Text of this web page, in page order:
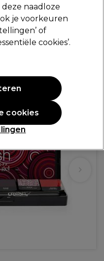
Reddy
deze naadloze
je voorkeuren
of
cookies’.
cookies